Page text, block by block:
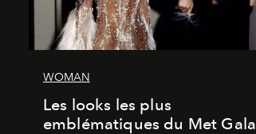
WOMAN
Les looks les plus
emblématiques du Met Gala